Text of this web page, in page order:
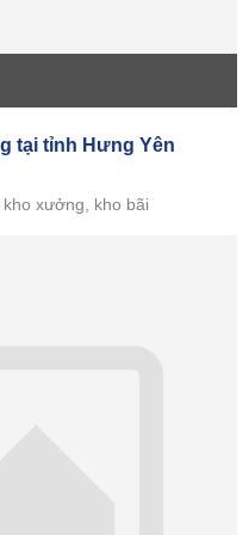
tại tỉnh Hưng Yên
xưởng, kho bãi